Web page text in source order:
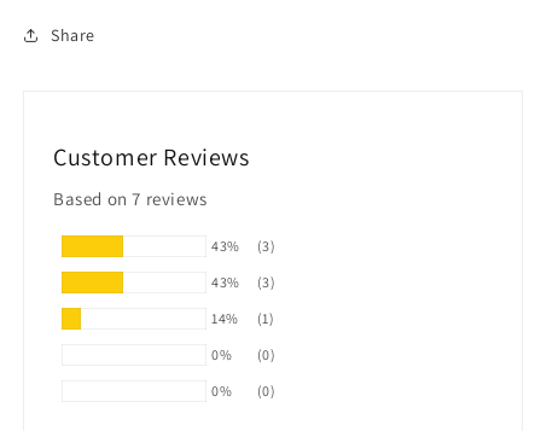
Share
Customer Reviews
Based on 7 reviews
43%
(3)
43%
(3)
14%
(1)
0%
(0)
0%
(0)